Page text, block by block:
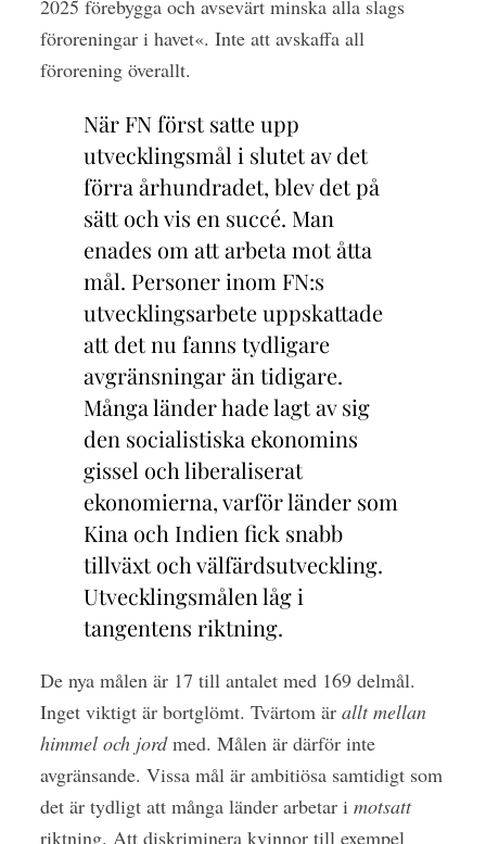
2025 förebygga och avsevärt minska alla slags
föroreningar i havet«. Inte att avskaffa all
förorening överallt.
När FN först satte upp
utvecklingsmål i slutet av det
förra århundradet, blev det på
sätt och vis en succé. Man
enades om att arbeta mot åtta
mål. Personer inom FN:s
utvecklingsarbete uppskattade
att det nu fanns tydligare
avgränsningar än tidigare.
Många länder hade lagt av sig
den socialistiska ekonomins
gissel och liberaliserat
ekonomierna, varför länder som
Kina och Indien fick snabb
tillväxt och välfärdsutveckling.
Utvecklingsmålen låg i
tangentens riktning.
De nya målen är 17 till antalet med 169 delmål.
Inget viktigt är bortglömt. Tvärtom är allt mellan
himmel och jordmed. Målen är därför inte
avgränsande. Vissa mål är ambitiösa samtidigt som
det är tydligt att många länder arbetar i motsatt
riktning. Att diskriminera kvinnor till exempel